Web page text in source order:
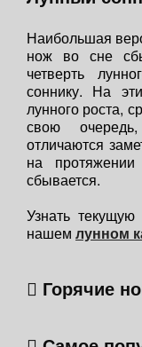
Наибольшая
нож во сне
четверть
соннику. На
лунного роста,
свою
отличаются
на
сбывается.
Узнать
нашем лунном
Горячие